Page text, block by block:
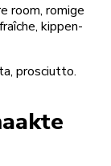
room, romige
kippen-
prosciutto.